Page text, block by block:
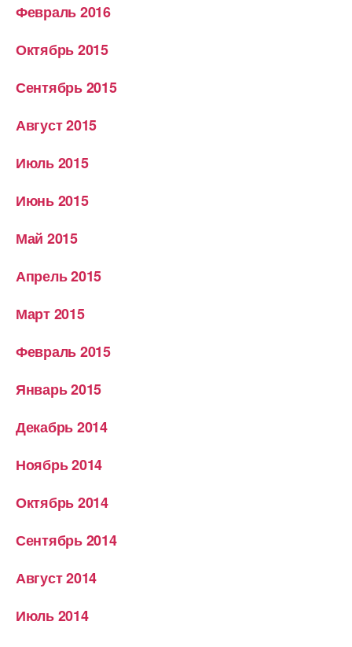
Февраль 2016
Октябрь 2015
Сентябрь 2015
Август 2015
Июль 2015
Июнь 2015
Май 2015
Апрель 2015
Март 2015
Февраль 2015
Январь 2015
Декабрь 2014
Ноябрь 2014
Октябрь 2014
Сентябрь 2014
Август 2014
Июль 2014